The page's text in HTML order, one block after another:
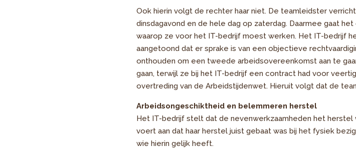
Ook hierin volgt de rechter haar niet. De teamleidster
dinsdagavond en de hele dag op zaterdag. Daarmee gaat
waarop ze voor het IT-bedrijf moest werken. Het IT-bedrijf
aangetoond dat er sprake is van een objectieve
onthouden om een tweede arbeidsovereenkomst aan te
gaan, terwijl ze bij het IT-bedrijf een contract had voor
overtreding van de Arbeidstijdenwet. Hieruit volgt dat de
Arbeidsongeschiktheid en belemmeren herstel
Het IT-bedrijf stelt dat de nevenwerkzaamheden het
voert aan dat haar herstel juist gebaat was bij het fysiek
wie hierin gelijk heeft.